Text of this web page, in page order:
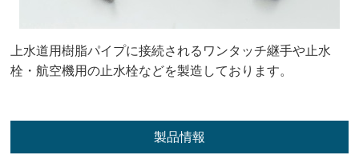
上水道用樹脂パイプに接続されるワンタッチ継手や止水
栓・航空機用の止水栓などを製造しております。
製品情報